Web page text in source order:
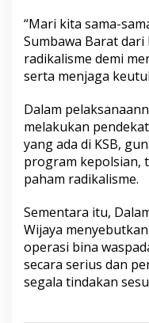
“Mari kita sama-
Sumbawa Barat
radikalisme demi
serta menjaga
Dalam
melakukan
yang ada di KSB,
program kepolsian,
paham radikalisme.
Sementara itu,
Wijaya
operasi bina
secara serius dan
segala tindakan